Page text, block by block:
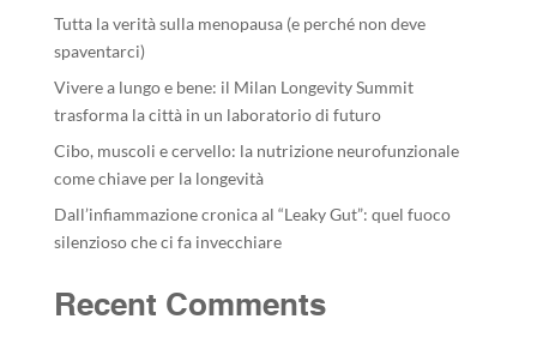
Tutta la verità sulla menopausa (e perché non deve
spaventarci)
Vivere a lungo e bene: il Milan Longevity Summit
trasforma la città in un laboratorio di futuro
Cibo, muscoli e cervello: la nutrizione neurofunzionale
come chiave per la longevità
Dall’infiammazione cronica al “Leaky Gut”: quel fuoco
silenzioso che ci fa invecchiare
Recent Comments